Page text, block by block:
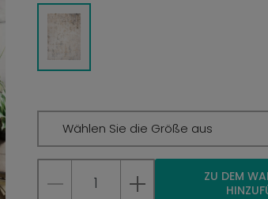
Wählen Sie die Größe aus
ZU DEM